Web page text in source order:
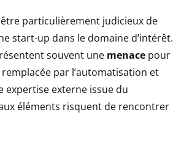
particulièrement judicieux de
start-up dans le domaine d’intérêt.
souvent une menace pour
par l’automatisation et
expertise externe issue du
éléments risquent de rencontrer